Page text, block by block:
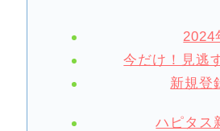
2024
今だけ！見逃
新規登
ハピタス